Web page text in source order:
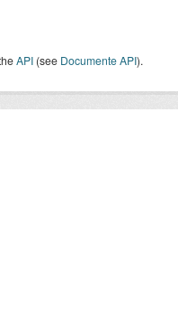
API (see Documente API).